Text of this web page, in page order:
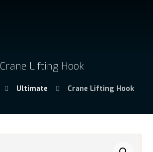
Crane Lifting Hook
Ultimate Crane Lifting Hook